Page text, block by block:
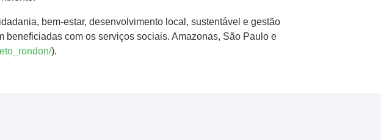
bem-estar, desenvolvimento local, sustentável e gestão
com os serviços sociais. Amazonas, São Paulo e
).